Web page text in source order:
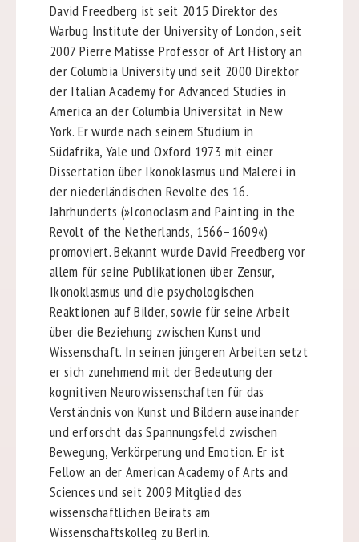
David Freedberg ist seit 2015 Direktor des
Warbug Institute der University of London, seit
2007 Pierre Matisse Professor of Art History an
der Columbia University und seit 2000 Direktor
der Italian Academy for Advanced Studies in
America an der Columbia Universität in New
York. Er wurde nach seinem Studium in
Südafrika, Yale und Oxford 1973 mit einer
Dissertation über Ikonoklasmus und Malerei in
der niederländischen Revolte des 16.
Jahrhunderts (»Iconoclasm and Painting in the
Revolt of the Netherlands, 1566–1609«)
promoviert. Bekannt wurde David Freedberg vor
allem für seine Publikationen über Zensur,
Ikonoklasmus und die psychologischen
Reaktionen auf Bilder, sowie für seine Arbeit
über die Beziehung zwischen Kunst und
Wissenschaft. In seinen jüngeren Arbeiten setzt
er sich zunehmend mit der Bedeutung der
kognitiven Neurowissenschaften für das
Verständnis von Kunst und Bildern auseinander
und erforscht das Spannungsfeld zwischen
Bewegung, Verkörperung und Emotion. Er ist
Fellow an der American Academy of Arts and
Sciences und seit 2009 Mitglied des
wissenschaftlichen Beirats am
Wissenschaftskolleg zu Berlin.